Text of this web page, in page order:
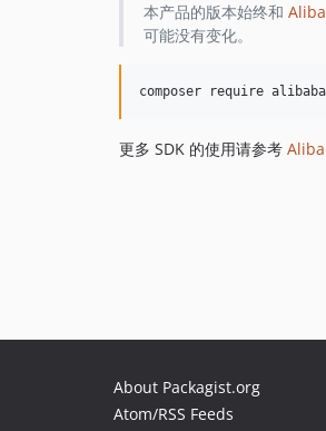
本产品的版本始终和
可能没有变化。
更多 SDK 的使用请参考
About Packagist.org
Atom/RSS Feeds